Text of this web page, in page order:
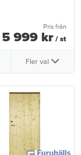
Pris från
5 999 kr / st
Fler val